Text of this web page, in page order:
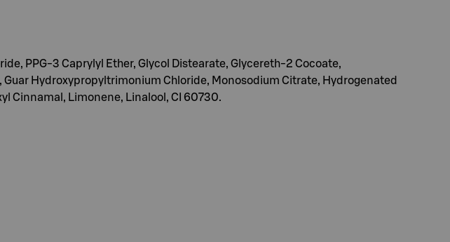
PPG-3 Caprylyl Ether, Glycol Distearate, Glycereth-2 Cocoate,
Hydroxypropyltrimonium Chloride, Monosodium Citrate, Hydrogenated
Cinnamal, Limonene, Linalool, CI 60730.